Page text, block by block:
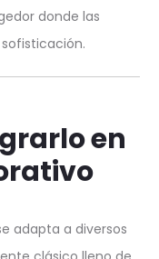
donde las
en
adapta a diversos